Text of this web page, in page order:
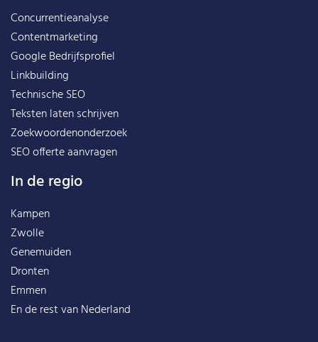
Concurrentieanalyse
Contentmarketing
Google Bedrijfsprofiel
Linkbuilding
Technische SEO
Teksten laten schrijven
Zoekwoordenonderzoek
SEO offerte aanvragen
In de regio
Kampen
Zwolle
Genemuiden
Dronten
Emmen
En de rest vanNederland